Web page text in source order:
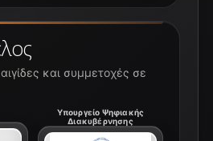
και συμμετοχές σε
Υπουργείο Ψηφιακής
Διακυβέρνησης